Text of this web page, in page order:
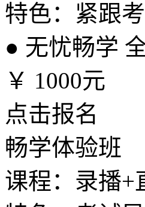
特色：紧跟
● 无忧畅学
￥ 1000元
点击报名
畅学体验班
课程：录播+